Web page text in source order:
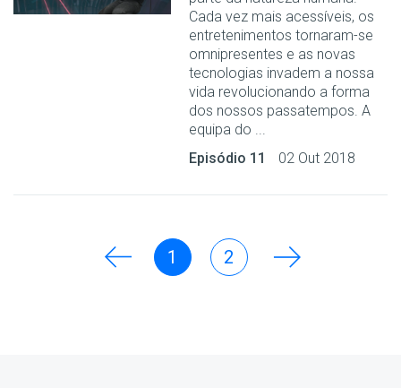
Cada vez mais acessíveis, os
entretenimentos tornaram-se
omnipresentes e as novas
tecnologias invadem a nossa
vida revolucionando a forma
dos nossos passatempos. A
equipa do ...
Episódio 11
02 Out 2018
1 2